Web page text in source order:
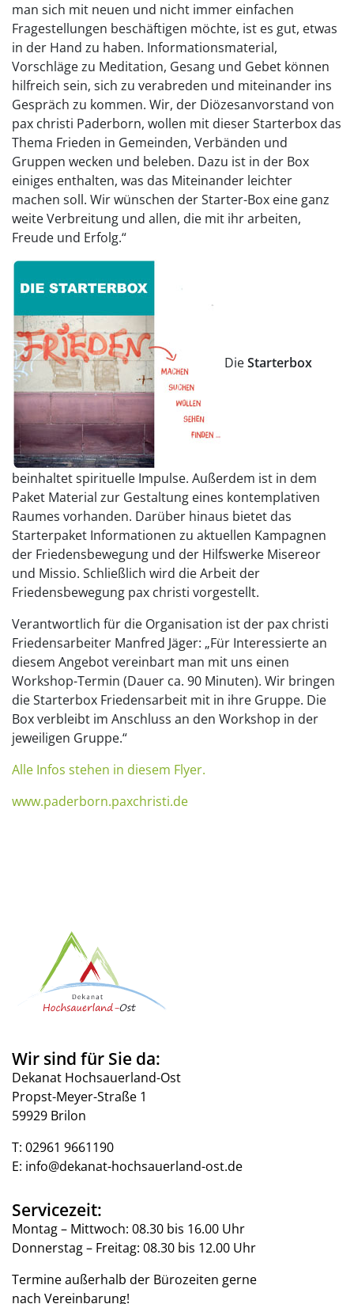
man sich mit neuen und nicht immer einfachen
Fragestellungen beschäftigen möchte, ist es gut, etwas
in der Hand zu haben. Informationsmaterial,
Vorschläge zu Meditation, Gesang und Gebet können
hilfreich sein, sich zu verabreden und miteinander ins
Gespräch zu kommen. Wir, der Diözesanvorstand von
pax christi Paderborn, wollen mit dieser Starterbox das
Thema Frieden in Gemeinden, Verbänden und
Gruppen wecken und beleben. Dazu ist in der Box
einiges enthalten, was das Miteinander leichter
machen soll. Wir wünschen der Starter-Box eine ganz
weite Verbreitung und allen, die mit ihr arbeiten,
Freude und Erfolg.“
DieStarterbox
beinhaltet spirituelle Impulse. Außerdem ist in dem
Paket Material zur Gestaltung eines kontemplativen
Raumes vorhanden. Darüber hinaus bietet das
Starterpaket Informationen zu aktuellen Kampagnen
der Friedensbewegung und der Hilfswerke Misereor
und Missio. Schließlich wird die Arbeit der
Friedensbewegung pax christi vorgestellt.
Verantwortlich für die Organisation ist der pax christi
Friedensarbeiter Manfred Jäger: „Für Interessierte an
diesem Angebot vereinbart man mit uns einen
Workshop-Termin (Dauer ca. 90 Minuten). Wir bringen
die Starterbox Friedensarbeit mit in ihre Gruppe. Die
Box verbleibt im Anschluss an den Workshop in der
jeweiligen Gruppe.“
Alle Infos stehen in diesem Flyer.
www.paderborn.paxchristi.de
Wir sind für Sie da:
Dekanat Hochsauerland-Ost
Propst-Meyer-Straße 1
59929 Brilon
T: 02961 9661190
E: info@dekanat-hochsauerland-ost.de
Servicezeit:
Montag – Mittwoch: 08.30 bis 16.00 Uhr
Donnerstag – Freitag: 08.30 bis 12.00 Uhr
Termine außerhalb der Bürozeiten gerne
nach Vereinbarung!